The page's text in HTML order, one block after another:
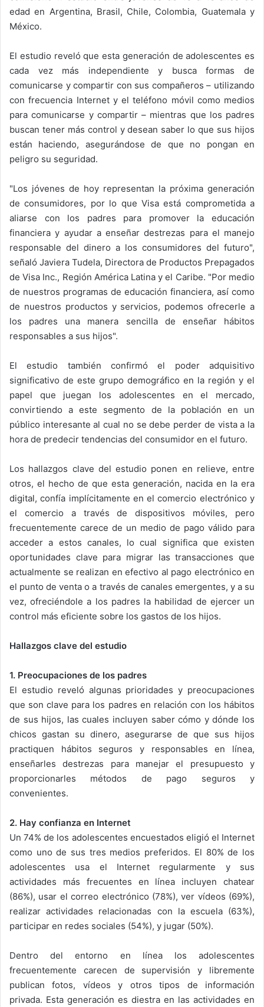
edad en Argentina, Brasil, Chile, Colombia, Guatemala y
México.
El estudio reveló que esta generación de adolescentes es
cada vez más independiente y busca formas de
comunicarse y compartir con sus compañeros – utilizando
con frecuencia Internet y el teléfono móvil como medios
para comunicarse y compartir – mientras que los padres
buscan tener más control y desean saber lo que sus hijos
están haciendo, asegurándose de que no pongan en
peligro su seguridad.
"Los jóvenes de hoy representan la próxima generación
de consumidores, por lo que Visa está comprometida a
aliarse con los padres para promover la educación
financiera y ayudar a enseñar destrezas para el manejo
responsable del dinero a los consumidores del futuro",
señaló Javiera Tudela, Directora de Productos Prepagados
de Visa Inc., Región América Latina y el Caribe. "Por medio
de nuestros programas de educación financiera, así como
de nuestros productos y servicios, podemos ofrecerle a
los padres una manera sencilla de enseñar hábitos
responsables a sus hijos".
El estudio también confirmó el poder adquisitivo
significativo de este grupo demográfico en la región y el
papel que juegan los adolescentes en el mercado,
convirtiendo a este segmento de la población en un
público interesante al cual no se debe perder de vista a la
hora de predecir tendencias del consumidor en el futuro.
Los hallazgos clave del estudio ponen en relieve, entre
otros, el hecho de que esta generación, nacida en la era
digital, confía implícitamente en el comercio electrónico y
el comercio a través de dispositivos móviles, pero
frecuentemente carece de un medio de pago válido para
acceder a estos canales, lo cual significa que existen
oportunidades clave para migrar las transacciones que
actualmente se realizan en efectivo al pago electrónico en
el punto de venta o a través de canales emergentes, y a su
vez, ofreciéndole a los padres la habilidad de ejercer un
control más eficiente sobre los gastos de los hijos.
Hallazgos clave del estudio
1. Preocupaciones de los padres
El estudio reveló algunas prioridades y preocupaciones
que son clave para los padres en relación con los hábitos
de sus hijos, las cuales incluyen saber cómo y dónde los
chicos gastan su dinero, asegurarse de que sus hijos
practiquen hábitos seguros y responsables en línea,
enseñarles destrezas para manejar el presupuesto y
proporcionarles métodos de pago seguros y
convenientes.
2. Hay confianza en Internet
Un 74% de los adolescentes encuestados eligió el Internet
como uno de sus tres medios preferidos. El 80% de los
adolescentes usa el Internet regularmente y sus
actividades más frecuentes en línea incluyen chatear
(86%), usar el correo electrónico (78%), ver vídeos (69%),
realizar actividades relacionadas con la escuela (63%),
participar en redes sociales (54%), y jugar (50%).
Dentro del entorno en línea los adolescentes
frecuentemente carecen de supervisión y libremente
publican fotos, vídeos y otros tipos de información
privada. Esta generación es diestra en las actividades en